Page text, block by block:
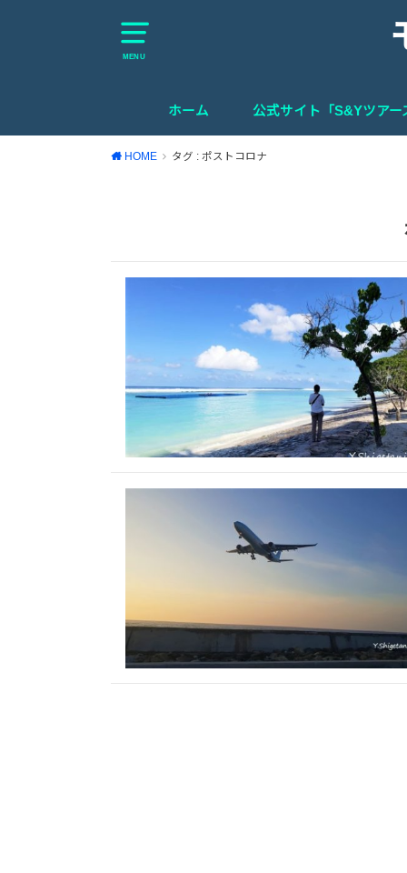
MENU
ホーム 公式サイト「S&Yツアー
HOME タグ : ポストコロナ